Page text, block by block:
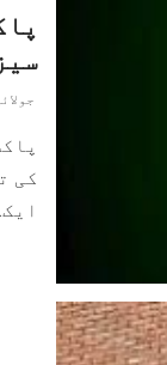
جولائی 27,
کی